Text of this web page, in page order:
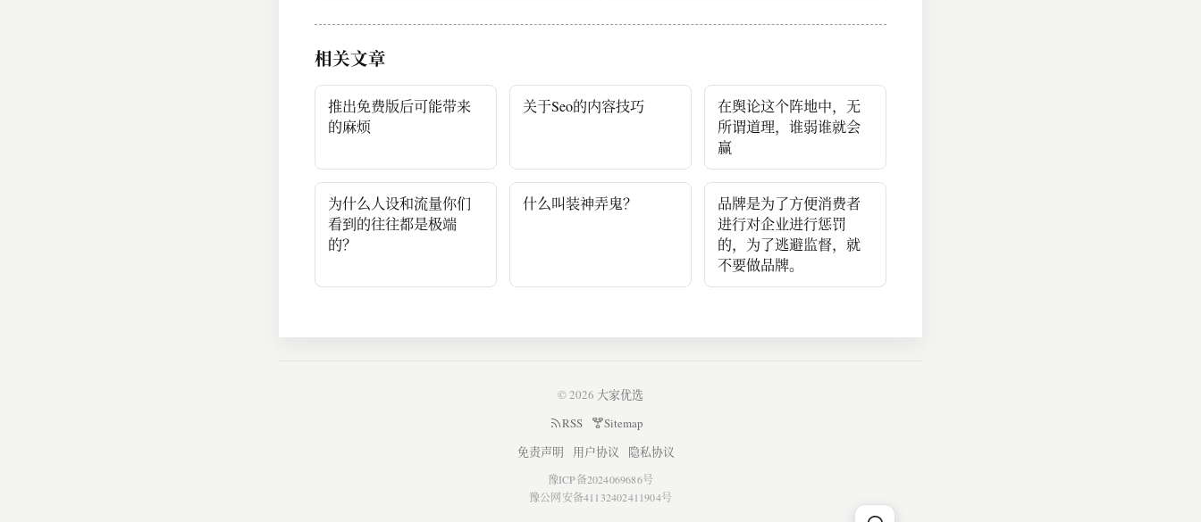
相关文章
推出免费版后可能带来
的麻烦
关于Seo的内容技巧
在舆论这个阵地中，无
所谓道理，谁弱谁就会
赢
为什么人设和流量你们
看到的往往都是极端
的？
什么叫装神弄鬼？
品牌是为了方便消费者
进行对企业进行惩罚
的，为了逃避监督，就
不要做品牌。
© 2026 大家优选
RSS
Sitemap
免责声明
用户协议 隐私协议
豫ICP备2024069686号
豫公网安备41132402411904号